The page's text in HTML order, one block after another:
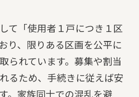
て「使用者１戸につき１区
り、限りある区画を公平に
られています。募集や割当
るため、手続きに従えば安
。家族同士での混乱を避